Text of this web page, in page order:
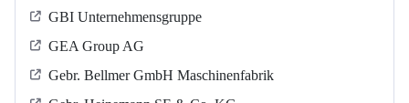
GBI Unternehmensgruppe
GEA Group AG
Gebr. Bellmer GmbH Maschinenfabrik